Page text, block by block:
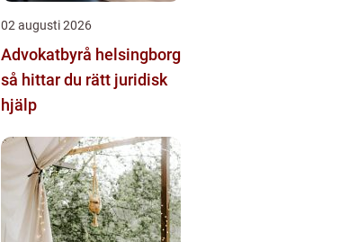
02 augusti 2026
Advokatbyrå helsingborg
så hittar du rätt juridisk
hjälp